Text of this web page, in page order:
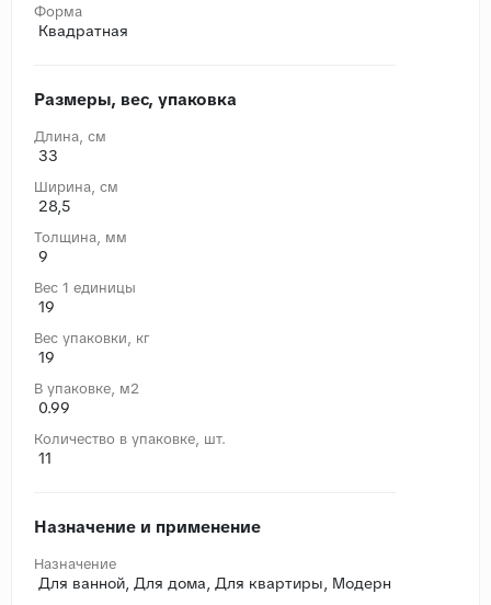
Форма
Квадратная
Размеры, вес, упаковка
Длина, cм
33
Ширина, cм
28,5
Толщина, мм
9
Вес 1 единицы
19
Вес упаковки, кг
19
В упаковке, м2
0.99
Количество в упаковке, шт.
11
Назначение и применение
Назначение
Для ванной, Для дома, Для квартиры, Модерн